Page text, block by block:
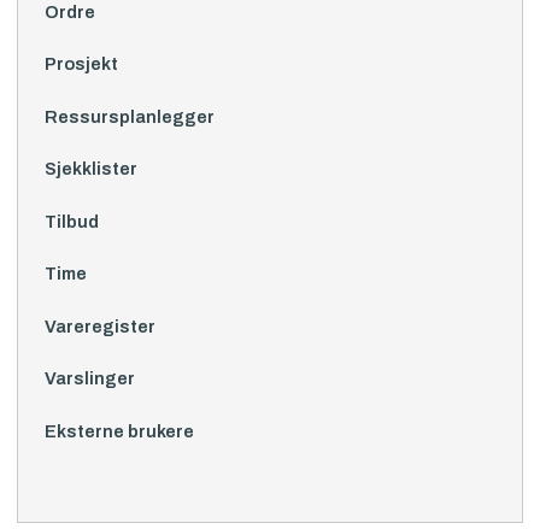
Ordre
Prosjekt
Ressursplanlegger
Sjekklister
Tilbud
Time
Vareregister
Varslinger
Eksterne brukere